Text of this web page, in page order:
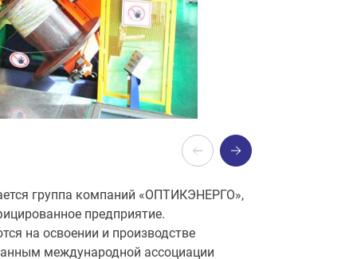
группа компаний «ОПТИКЭНЕРГО»,
предприятие.
на освоении и производстве
международной ассоциации